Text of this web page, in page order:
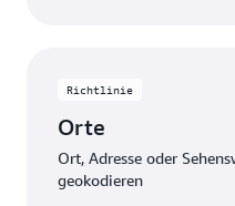
Richtlinie
Orte
Ort, Adresse oder
geokodieren